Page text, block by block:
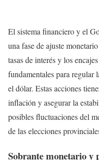
El sistema financiero y el
una fase de ajuste
tasas de interés y los
fundamentales para regular
el dólar. Estas acciones
inflación y asegurar la
posibles fluctuaciones del
de las elecciones
Sobrante monetario y